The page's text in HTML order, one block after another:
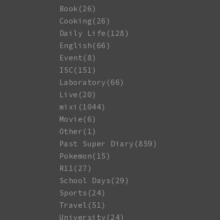
Book(26)
Cooking(26)
Daily Life(128)
English(66)
Event(8)
ISC(151)
Laboratory(66)
Live(20)
mixi(1044)
Movie(6)
Other(1)
Past Super Diary(859)
Pokemon(15)
R11(27)
School Days(29)
Sports(24)
Travel(51)
University(24)